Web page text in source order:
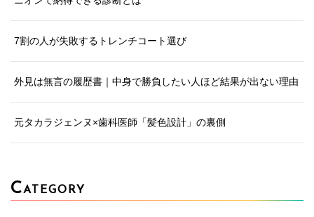
7割の人が失敗するトレンチコート選び
外見は無言の履歴書｜中身で勝負したい人ほど結果が出ない理由
元タカラジェンヌ×歯科医師「髪色設計」の裏側
CATEGORY